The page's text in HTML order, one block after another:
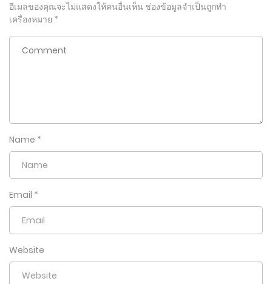
อีเมลของคุณจะไม่แสดงให้คนอื่นเห็น ช่องข้อมูลจำเป็นถูกทำ
เครื่องหมาย *
Name *
Email *
Website